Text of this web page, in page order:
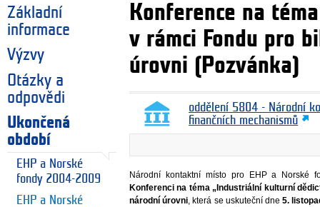
Základní
informace
Výzvy
Otázky a
odpovědi
Ukončená
období
EHP a Norské
fondy 2004-2009
EHP a Norské
Konference na
v rámci Fondu pro
úrovni (Pozvánka)
oddělení 5804 - Národní
finančních mechanismů
Národní kontaktní místo pro EHP a Norské
Konferenci na téma „Industriální kulturní
národní úrovni, která se uskuteční dne 5.